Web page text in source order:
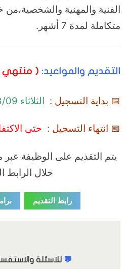
الفنية والمهنية والشخصية،من
متكاملة لمدة 7 أشهر.
التقديم والمواعيد: ( منتهي
📅 بداية التسجيل : الثلاثاء 2022/08/09م
📅 انتهاء التسجيل : حتى
يتم التقديم على الوظيفة
خلال الرابط
رابط التقديم
💬 للاسئلة